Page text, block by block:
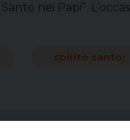
nei Papi”.
spirito santo;